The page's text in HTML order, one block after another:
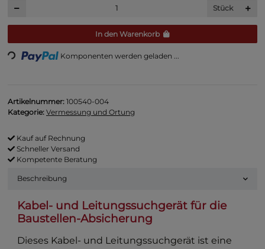
Stück
In den Warenkorb
Loading... Komponenten werden geladen ...
Artikelnummer: 100540-004
Kategorie: Vermessung und Ortung
Kauf auf Rechnung
Schneller Versand
Kompetente Beratung
Beschreibung
Kabel- und Leitungssuchgerät für die
Baustellen-Absicherung
Dieses Kabel- und Leitungssuchgerät ist eine